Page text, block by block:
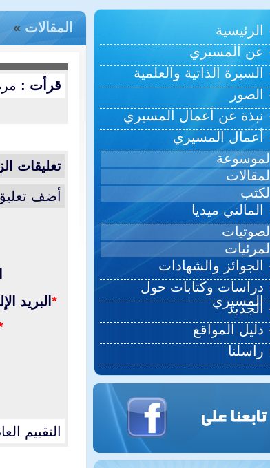
الرئيسية
عن المسيري
السيرة الذاتية والعلمية
الصور
نبذة عن أعمال المسيري
أعمال المسيري
الموسوعة
المقالات
الكتب
المالتي ميديا
الصوتيات
المرئيات
الجوائز والشهادات
دراسات وكتابات حول
المسيري
الجديد
دليل المواقع
راسلنا
المقالات »
قرأت :
تعليقات
أضف
* البريد
التقييم